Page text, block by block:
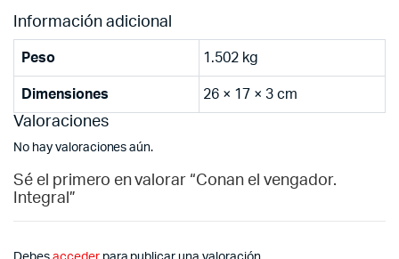
Información adicional
Peso 1.502 kg
Dimensiones 26 × 17 × 3 cm
Valoraciones
No hay valoraciones aún.
Sé el primero en valorar “Conan el vengador.
Integral”